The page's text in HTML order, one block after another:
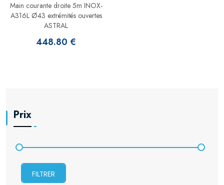
Main courante droite 5m INOX-
A316L Ø43 extrémités ouvertes
ASTRAL
448.80 €
Prix
FILTRER